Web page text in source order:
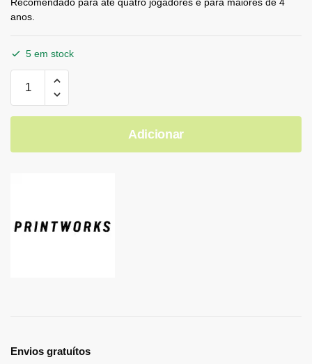
anos.
5 em stock
Adicionar
Envios gratuítos